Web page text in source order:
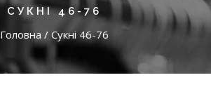
СУКНІ 46-76
Головна / Сукні 46-76